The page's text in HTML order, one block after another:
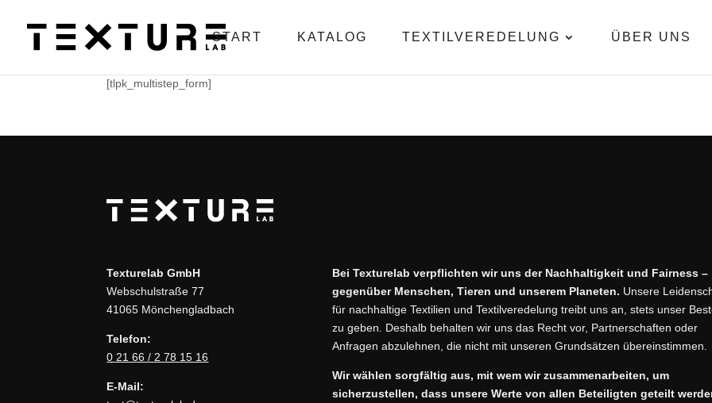
START KATALOG TEXTILVEREDELUNG ÜBER UNS
[tlpk_multistep_form]
Texturelab GmbH
Webschulstraße 77
41065 Mönchengladbach
Telefon:
0 21 66 / 2 78 15 16
E-Mail:
Bei Texturelab verpflichten wir uns der Nachhaltigkeit und Fairness –
gegenüber Menschen, Tieren und unserem Planeten. Unsere
für nachhaltige Textilien und Textilveredelung treibt uns an, stets unser
zu geben. Deshalb behalten wir uns das Recht vor, Partnerschaften oder
Anfragen abzulehnen, die nicht mit unseren Grundsätzen übereinstimmen.
Wir wählen sorgfältig aus, mit wem wir zusammenarbeiten, um
sicherzustellen, dass unsere Werte von allen Beteiligten geteilt